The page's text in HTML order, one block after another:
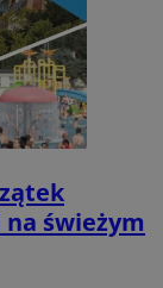
świeżym